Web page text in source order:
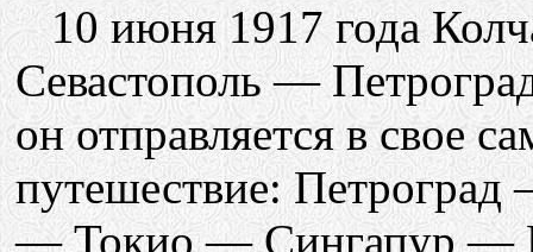
10 июня 1917 года
Севастополь —
он отправляется в свое
путешествие:
— Токио — Сингапур